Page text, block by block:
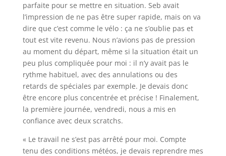
parfaite pour se mettre en situation. Seb avait
l’impression de ne pas être super rapide, mais on va
dire que c’est comme le vélo : ça ne s’oublie pas et
tout est vite revenu. Nous n’avions pas de pression
au moment du départ, même si la situation était un
peu plus compliquée pour moi : il n’y avait pas le
rythme habituel, avec des annulations ou des
retards de spéciales par exemple. Je devais donc
être encore plus concentrée et précise ! Finalement,
la première journée, vendredi, nous a mis en
confiance avec deux scratchs.
« Le travail ne s’est pas arrêté pour moi. Compte
tenu des conditions météos, je devais reprendre mes